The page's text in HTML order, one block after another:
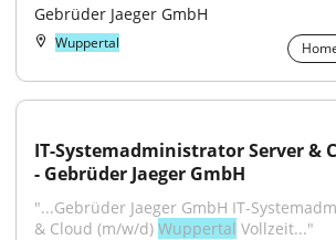
Gebrüder Jaeger GmbH
Wuppertal
IT-Systemadministrator Server &
- Gebrüder Jaeger GmbH
"...Gebrüder Jaeger GmbH IT-
& Cloud (m/w/d) Wuppertal Vollzeit..."